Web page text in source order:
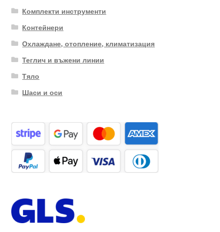
Комплекти инструменти
Контейнери
Охлаждане, отопление, климатизация
Теглич и въжени линии
Тяло
Шаси и оси